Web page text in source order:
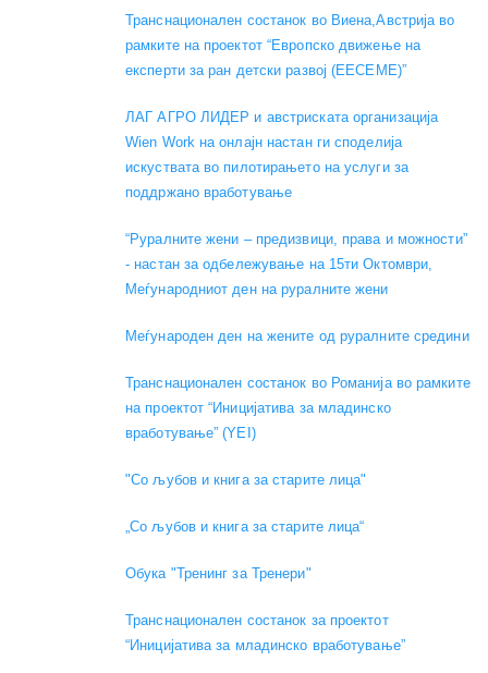
Транснационален состанок во Виена,Австрија во
рамките на проектот “Европско движење на
експерти за ран детски развој (EECEME)”
ЛАГ АГРО ЛИДЕР и австриската организација
Wien Work на онлајн настан ги споделија
искуствата во пилотирањето на услуги за
поддржано вработување
“Руралните жени – предизвици, права и можности”
- настан за одбележување на 15ти Октомври,
Меѓународниот ден на руралните жени
Меѓународен ден на жените од руралните средини
Транснационален состанок во Романија во рамките
на проектот “Иницијатива за младинско
вработување” (YEI)
"Со љубов и книга за старите лица"
„Со љубов и книга за старите лица“
Обука "Тренинг за Тренери"
Транснационален состанок за проектот
“Иницијатива за младинско вработување”